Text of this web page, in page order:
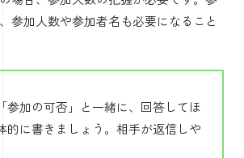
参加人数や参加者名も必要になること
参加の可否」と一緒に、回答してほ
的に書きましょう。相手が返信しや